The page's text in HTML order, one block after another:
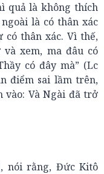
quả là không thích
là có thân xác
có thân xác. Vì thế,
xem, ma đâu có
có đây mà” (Lc
điểm sai lầm trên,
vào: Và Ngài đã trở
nói rằng, Đức Kitô